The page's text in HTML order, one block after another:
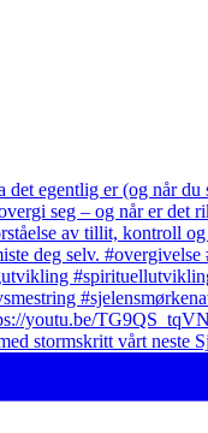
stormskritt vårt neste